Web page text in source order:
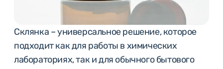
Склянка – универсальное решение, которое
подходит как для работы в химических
лабораториях, так и для обычного бытового